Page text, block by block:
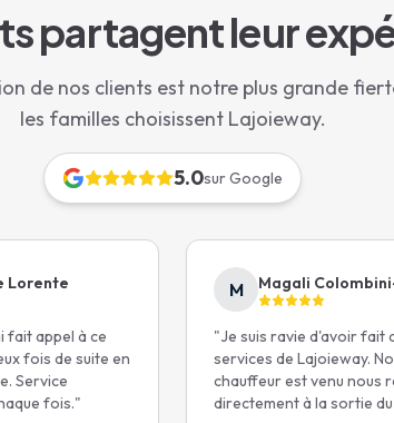
Paris | VTC Familial avec Sièges Auto Gratuits
Auto Inclus
à Paris
auto fournis sur demande
Certifié i-Size
partagent leur
de nos clients est notre plus grande
les familles choisissent Lajoieway.
5.0sur Google
Lorente
fait appel à ce
fois de suite en
Service
fois."
M Magali
"Je suis ravie d'avoir fait
services de Lajoieway.
chauffeur est venu nous
directement à la sortie du